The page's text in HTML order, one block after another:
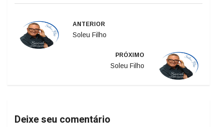
ANTERIOR
Soleu Filho
PRÓXIMO
Soleu Filho
Deixe seu comentário